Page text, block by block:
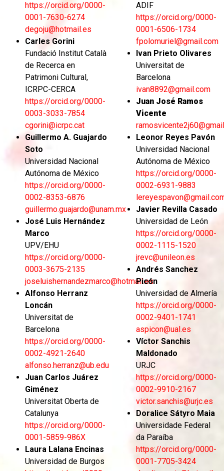
https://orcid.org/0000-
0001-7630-6274
degoju@hotmail.es
Carles Gorini
Fundació Institut Català
de Recerca en
Patrimoni Cultural,
ICRPC-CERCA
https://orcid.org/0000-
0003-3033-7854
cgorini@icrpc.cat
Guillermo A. Guajardo
Soto
Universidad Nacional
Autónoma de México
https://orcid.org/0000-
0002-8353-6876
guillermo.guajardo@unam.mx
José Luis Hernández
Marco
UPV/EHU
https://orcid.org/0000-
0003-3675-2135
joseluishernandezmarco@hotmail.es
Alfonso Herranz
Loncán
Universitat de
Barcelona
https://orcid.org/0000-
0002-4921-2640
alfonso.herranz@ub.edu
Juan Carlos Juárez
Giménez
Universitat Oberta de
Catalunya
https://orcid.org/0000-
0001-5859-986X
Laura Lalana Encinas
Universidad de Burgos
ADIF
https://orcid.org/0000-
0001-6506-1734
fpolomuriel@gmail.com
Ivan Prieto Olivares
Universitat de
Barcelona
ivan8892@gmail.com
Juan José Ramos
Vicente
Leonor Reyes Pavón
Universidad Nacional
Autónoma de México
https://orcid.org/0000-
0002-6931-9883
Javier Revilla Casado
Universidad de León
https://orcid.org/0000-
0002-1115-1520
jrevc@unileon.es
Andrés Sanchez
Picón
Universidad de Almería
https://orcid.org/0000-
0002-9401-1741
aspicon@ual.es
Víctor Sanchis
Maldonado
URJC
https://orcid.org/0000-
0002-9910-2167
victor.sanchis@urjc.es
Doralice Sátyro Maia
Universidade Federal
da Paraíba
https://orcid.org/0000-
0001-7705-3424